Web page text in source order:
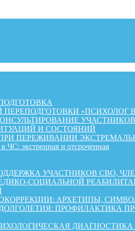
«ПСИХОЛОГ
И СОСТОЯНИЙ
ПЕРЕЖИВАНИИ
ЧС: экстренная и отсроченная
УЧАСТНИКОВ СВО,
СОЦИАЛЬНОЙ
АРХЕТИПЫ,
ПРОФИЛАКТИКА